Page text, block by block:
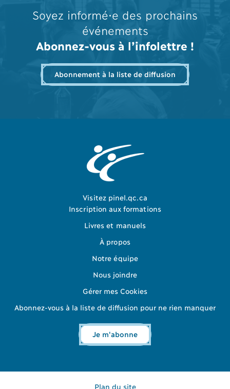
Soyez informé⋅e des prochains
événements
Abonnez-vous à l’infolettre !
Abonnement à la liste de diffusion
Visitez pinel.qc.ca
Inscription aux formations
Livres et manuels
À propos
Notre équipe
Nous joindre
Gérer mes Cookies
Abonnez-vous à la liste de diffusion pour ne rien manquer
Je m'abonne
Plan du site